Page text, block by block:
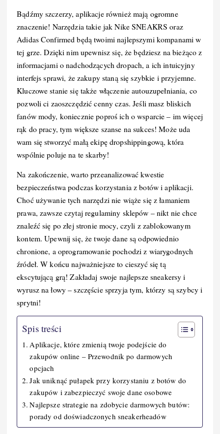
Bądźmy szczerzy, aplikacje również mają ogromne
znaczenie! Narzędzia takie jak Nike SNEAKRS oraz
Adidas Confirmed będą twoimi najlepszymi kompanami w
tej grze. Dzięki nim upewnisz się, że będziesz na bieżąco z
informacjami o nadchodzących dropach, a ich intuicyjny
interfejs sprawi, że zakupy staną się szybkie i przyjemne.
Kluczowe stanie się także włączenie autouzupełniania, co
pozwoli ci zaoszczędzić cenny czas. Jeśli masz bliskich
fanów mody, koniecznie poproś ich o wsparcie – im więcej
rąk do pracy, tym większe szanse na sukces! Może uda
wam się stworzyć małą ekipę dropshippingową, która
wspólnie poluje na te skarby!
Na zakończenie, warto przeanalizować kwestie
bezpieczeństwa podczas korzystania z botów i aplikacji.
Choć używanie tych narzędzi nie wiąże się z łamaniem
prawa, zawsze czytaj regulaminy sklepów – nikt nie chce
znaleźć się po złej stronie mocy, czyli z zablokowanym
kontem. Upewnij się, że twoje dane są odpowiednio
chronione, a oprogramowanie pochodzi z wiarygodnych
źródeł. W końcu najważniejsze to cieszyć się tą
ekscytującą grą! Zakładaj swoje najlepsze sneakersy i
wyrusz na łowy – szczęście sprzyja tym, którzy są szybcy i
sprytni!
Spis treści
Aplikacje, które zmienią twoje podejście do
zakupów online – Przewodnik po darmowych
opcjach
Jak uniknąć pułapek przy korzystaniu z botów do
zakupów i zabezpieczyć swoje dane osobowe
Najlepsze strategie na zdobycie darmowych butów:
porady od doświadczonych sneakerheadów